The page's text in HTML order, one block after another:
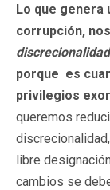
Lo que genera
corrupción,
porque es
privilegios
queremos
libre
cambios se